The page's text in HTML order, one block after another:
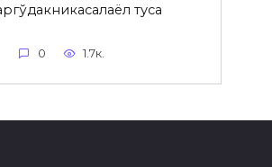
туғса
0 1.7к.